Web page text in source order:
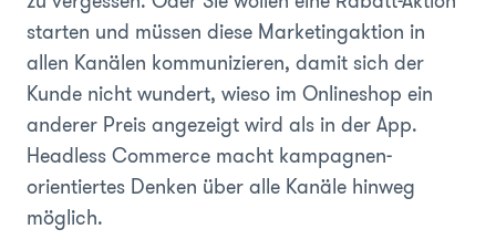
starten und müssen diese Marketingaktion in
allen Kanälen kommunizieren, damit sich der
Kunde nicht wundert, wieso im Onlineshop ein
anderer Preis angezeigt wird als in der App.
Headless Commerce macht kampagnen-
orientiertes Denken über alle Kanäle hinweg
möglich.